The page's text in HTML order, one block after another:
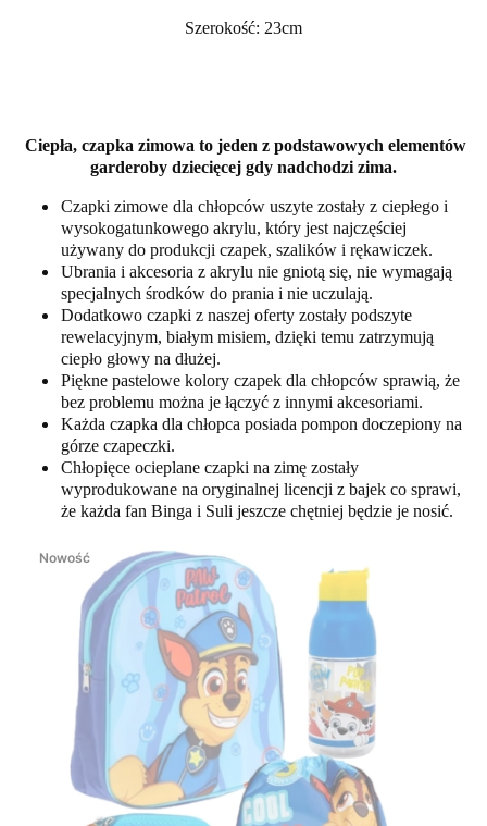
Szerokość: 23cm
Ciepła, czapka zimowa to jeden z podstawowych elementów
garderoby dziecięcej gdy nadchodzi zima.
Czapki zimowe dla chłopców uszyte zostały z ciepłego i
wysokogatunkowego akrylu, który jest najczęściej
używany do produkcji czapek, szalików i rękawiczek.
Ubrania i akcesoria z akrylu nie gniotą się, nie wymagają
specjalnych środków do prania i nie uczulają.
Dodatkowo czapki z naszej oferty zostały podszyte
rewelacyjnym, białym misiem, dzięki temu zatrzymują
ciepło głowy na dłużej.
Piękne pastelowe kolory czapek dla chłopców sprawią, że
bez problemu można je łączyć z innymi akcesoriami.
Każda czapka dla chłopca posiada pompon doczepiony na
górze czapeczki.
Chłopięce ocieplane czapki na zimę zostały
wyprodukowane na oryginalnej licencji z bajek co sprawi,
że każda fan Binga i Suli jeszcze chętniej będzie je nosić.
Nowość